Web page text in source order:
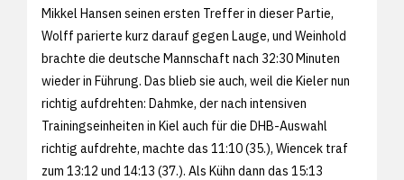
Mikkel Hansen seinen ersten Treffer in dieser Partie,
Wolff parierte kurz darauf gegen Lauge, und Weinhold
brachte die deutsche Mannschaft nach 32:30 Minuten
wieder in Führung. Das blieb sie auch, weil die Kieler nun
richtig aufdrehten: Dahmke, der nach intensiven
Trainingseinheiten in Kiel auch für die DHB-Auswahl
richtig aufdrehte, machte das 11:10 (35.), Wiencek traf
zum 13:12 und 14:13 (37.). Als Kühn dann das 15:13